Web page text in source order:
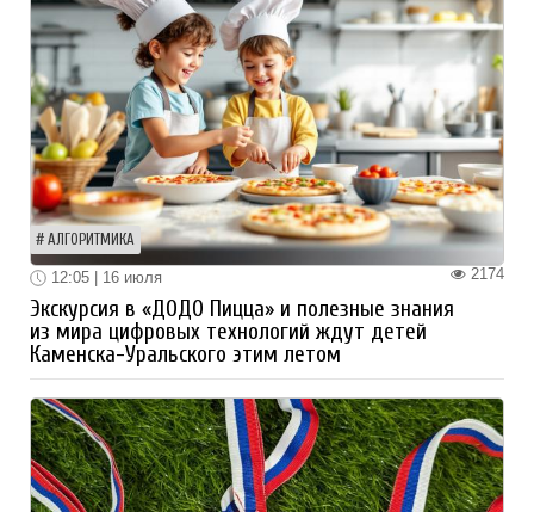
АЛГОРИТМИКА
2174
12:05 | 16 июля
Экскурсия в «ДОДО Пицца» и полезные знания
из мира цифровых технологий ждут детей
Каменска-Уральского этим летом